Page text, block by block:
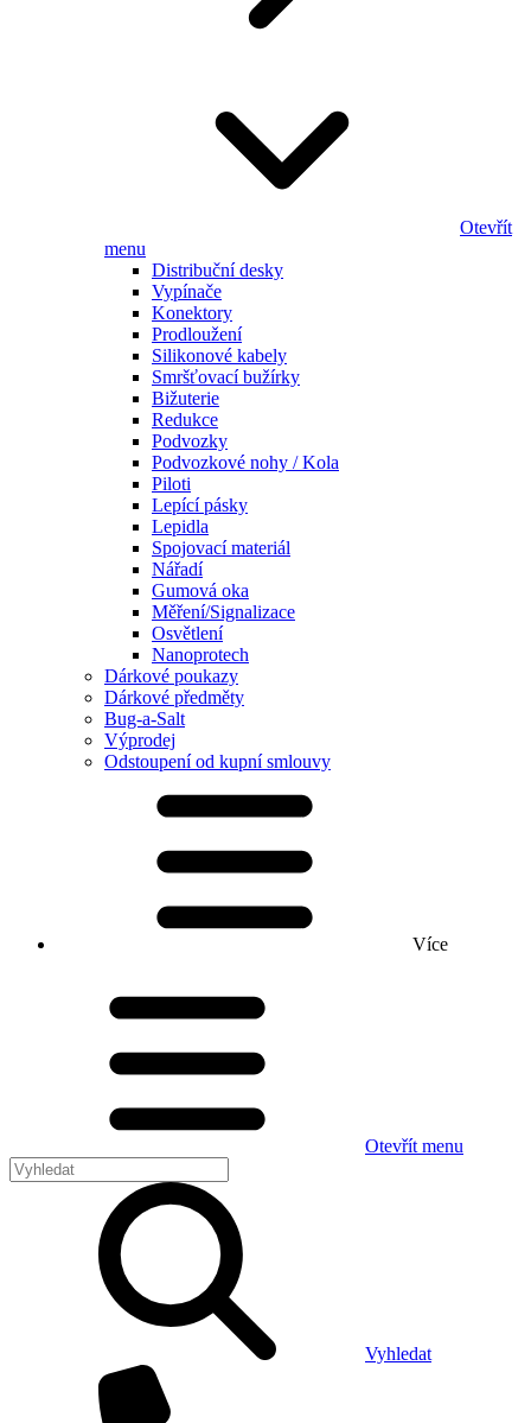
Otevřít
menu
Distribuční desky
Vypínače
Konektory
Prodloužení
Silikonové kabely
Smršťovací bužírky
Bižuterie
Redukce
Podvozky
Podvozkové nohy / Kola
Piloti
Lepící pásky
Lepidla
Spojovací materiál
Nářadí
Gumová oka
Měření/Signalizace
Osvětlení
Nanoprotech
Dárkové poukazy
Dárkové předměty
Bug-a-Salt
Výprodej
Odstoupení od kupní smlouvy
Více
Otevřít menu
Vyhledat